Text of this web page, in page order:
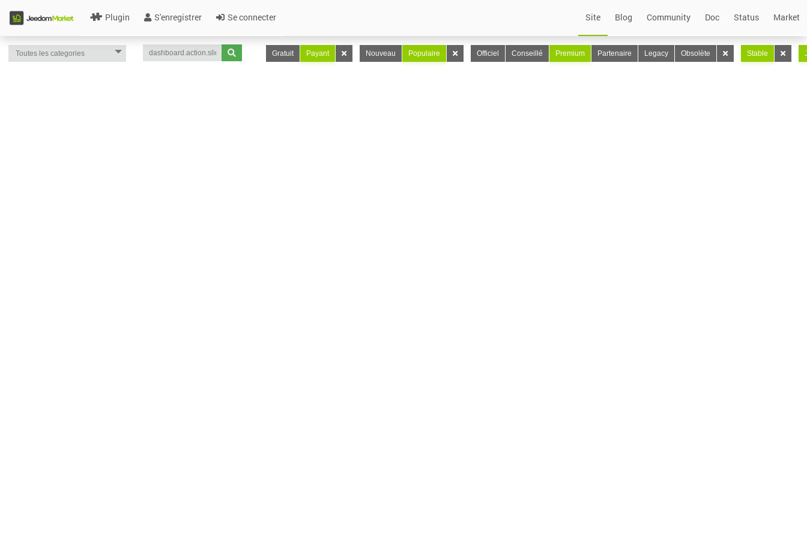
Plugin S'enregistrer Se connecter Site Blog Community Doc Status Market
Gratuit Payant Nouveau Populaire Officiel Conseillé Premium Partenaire Legacy Obsolète Stable